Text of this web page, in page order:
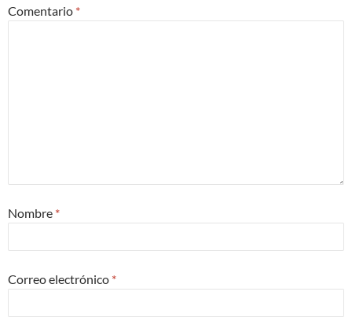
Comentario *
Nombre *
Correo electrónico *